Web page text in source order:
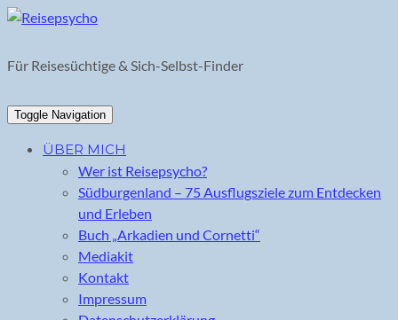
Skip
content
Für Reisesüchtige & Sich-Selbst-Finder
Toggle Navigation
ÜBER MICH
Wer ist Reisepsycho?
Südburgenland – 75 Ausflugsziele zum Entdecken
und Erleben
Buch „Arkadien und Cornetti“
Mediakit
Kontakt
Impressum